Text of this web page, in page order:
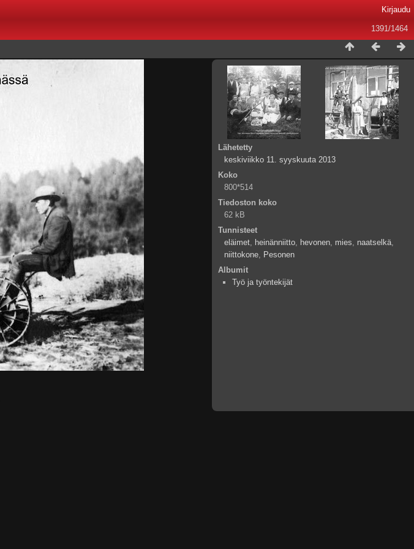
Kirjaudu
1391/1464
Lähetetty
keskiviikko 11. syyskuuta 2013
Koko
800*514
Tiedoston koko
62 kB
Tunnisteet
eläimet, heinänniitto, hevonen, mies, naatselkä,
niittokone, Pesonen
Albumit
Työ ja työntekijät